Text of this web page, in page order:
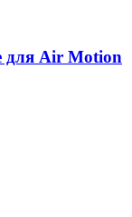
для Air Motion